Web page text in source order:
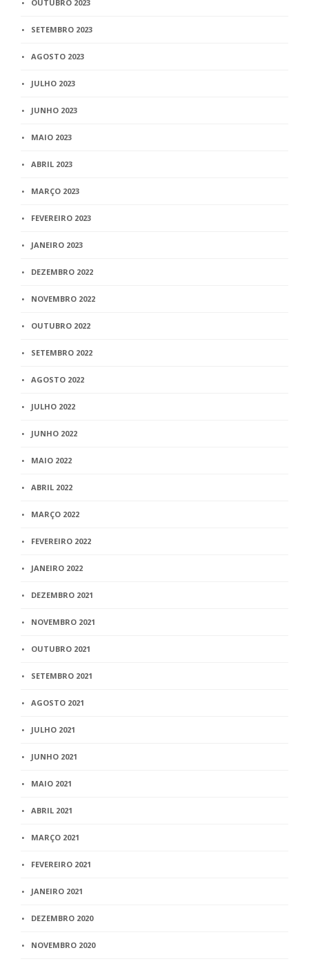
OUTUBRO 2023
SETEMBRO 2023
AGOSTO 2023
JULHO 2023
JUNHO 2023
MAIO 2023
ABRIL 2023
MARÇO 2023
FEVEREIRO 2023
JANEIRO 2023
DEZEMBRO 2022
NOVEMBRO 2022
OUTUBRO 2022
SETEMBRO 2022
AGOSTO 2022
JULHO 2022
JUNHO 2022
MAIO 2022
ABRIL 2022
MARÇO 2022
FEVEREIRO 2022
JANEIRO 2022
DEZEMBRO 2021
NOVEMBRO 2021
OUTUBRO 2021
SETEMBRO 2021
AGOSTO 2021
JULHO 2021
JUNHO 2021
MAIO 2021
ABRIL 2021
MARÇO 2021
FEVEREIRO 2021
JANEIRO 2021
DEZEMBRO 2020
NOVEMBRO 2020